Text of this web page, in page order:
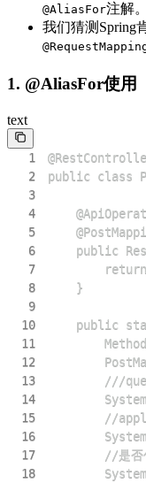
@AliasFor注解
我们猜测Spring
1. @AliasFor使用
text
1
2
3
4
5
6
7
8
9
10
11
12
13
14
15
16
17
18